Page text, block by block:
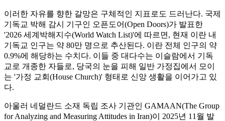
이러한 자유를 향한 갈망은 구체적인 지표로도 드러난다. 국제
기독교 박해 감시 기구인 오픈도어(Open Doors)가 발표한
'2026 세계박해지수(World Watch List)'에 따르면, 현재 이란 내
기독교 인구는 약 80만 명으로 추산된다. 이란 전체 인구의 약
0.9%에 해당하는 수치다. 이들 중 대다수는 이슬람에서 기독
교로 개종한 자들로, 당국의 눈을 피해 일반 가정집에서 모이
는 '가정 교회(House Church)' 형태로 신앙 생활을 이어가고 있
다.
아울러 네덜란드 소재 독립 조사 기관인 GAMAAN(The Group
for Analyzing and Measuring Attitudes in Iran)이 2025년 11월 발